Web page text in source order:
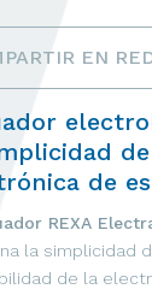
EN
de
REXA
la simplicidad
de la